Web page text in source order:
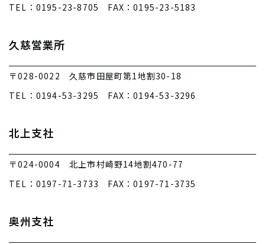
TEL：0195-23-8705 FAX：0195-23-5183
久慈営業所
〒028-0022 久慈市田屋町第1地割30-18
TEL：0194-53-3295 FAX：0194-53-3296
北上支社
〒024-0004 北上市村崎野14地割470-77
TEL：0197-71-3733 FAX：0197-71-3735
奥州支社